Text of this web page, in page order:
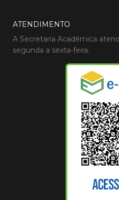
ATENDIMENTO
A Secretaria Acadêmica
segunda a sexta-feira.